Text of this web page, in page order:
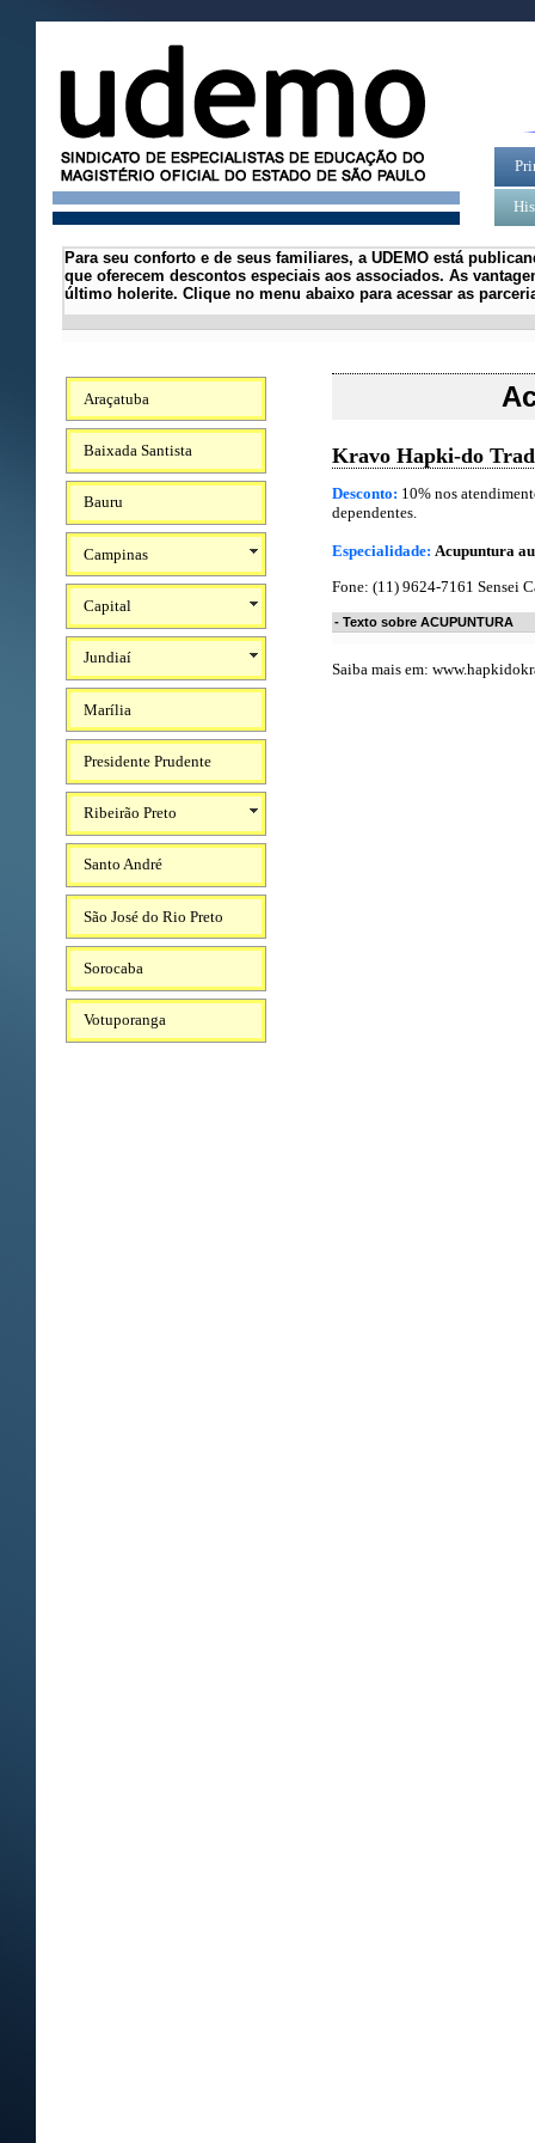
Para seu conforto e de seus familiares, a UDEMO está
que oferecem descontos especiais aos associados. As
último holerite. Clique no menu abaixo para acessar as
Araçatuba
Baixada Santista
Bauru
Campinas
Capital
Jundiaí
Marília
Presidente Prudente
Ribeirão Preto
Santo André
São José do Rio Preto
Sorocaba
Votuporanga
Kravo Hapki-do
Desconto: 10% nos
dependentes.
Especialidade: Acupuntura
Fone: (11) 9624-7161 Sensei
- Texto sobre ACUPUNTURA
Saiba mais em: